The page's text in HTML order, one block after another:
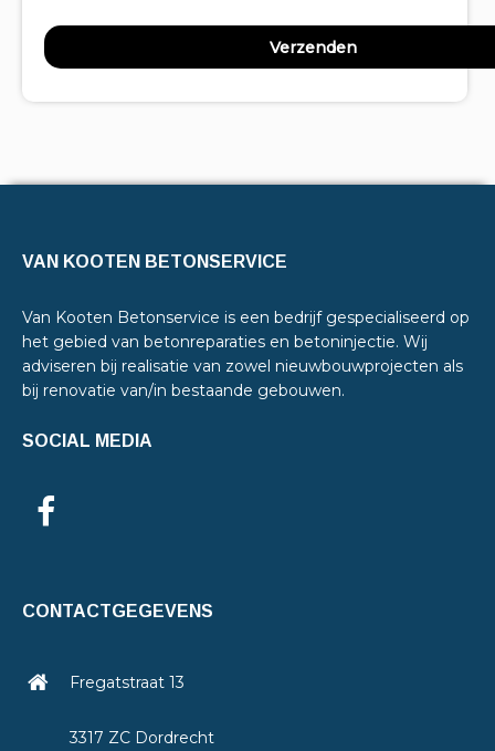
VAN KOOTEN BETONSERVICE
Van Kooten Betonservice is een bedrijf gespecialiseerd op
het gebied van betonreparaties en betoninjectie. Wij
adviseren bij realisatie van zowel nieuwbouwprojecten als
bij renovatie van/in bestaande gebouwen.
SOCIAL MEDIA
CONTACTGEGEVENS
Fregatstraat 13
3317 ZC Dordrecht